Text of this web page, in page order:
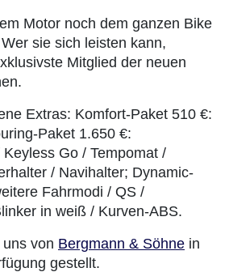
Motor noch dem ganzen Bike
sie sich leisten kann,
Mitglied der neuen
Extras: Komfort-Paket 510 €:
Paket 1.650 €:
Go / Tempomat /
/ Navihalter; Dynamic-
Fahrmodi / QS /
in weiß / Kurven-ABS.
von Bergmann & Söhne in
gestellt.